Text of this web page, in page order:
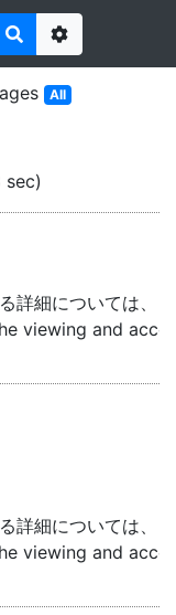
Options
All
sec)
詳細については、「
viewing and
詳細については、「
viewing and